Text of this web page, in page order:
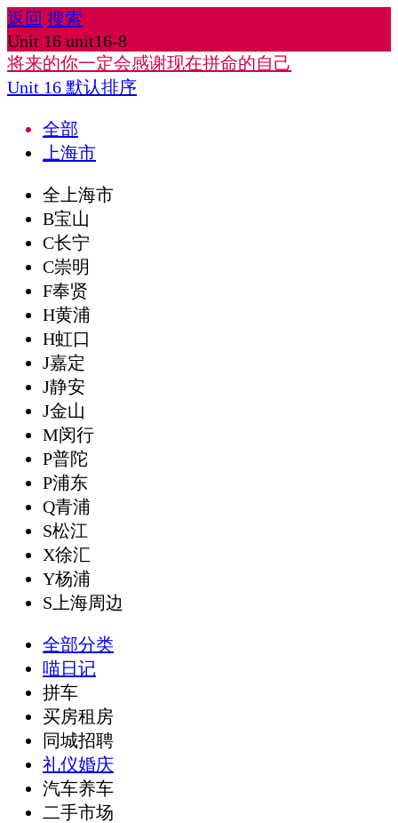
返回 搜索
Unit 16 unit16-8
将来的你一定会感谢现在拼命的自己
Unit 16 默认排序
全部
上海市
全上海市
B宝山
C长宁
C崇明
F奉贤
H黄浦
H虹口
J嘉定
J静安
J金山
M闵行
P普陀
P浦东
Q青浦
S松江
X徐汇
Y杨浦
S上海周边
全部分类
喵日记
拼车
买房租房
同城招聘
礼仪婚庆
汽车养车
二手市场